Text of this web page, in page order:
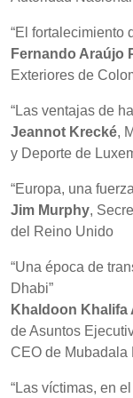
“El fortalecimiento
Fernando Araújo
Exteriores de
“Las ventajas de
Jeannot Krecké,
y Deporte de
“Europa, una
Jim Murphy,
del Reino Unido
“Una época de
Dhabi”
Khaldoon Khalifa
de Asuntos
CEO de Mubadala
“Las víctimas, en